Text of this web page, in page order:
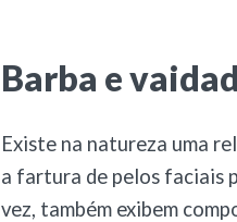
Barba e
Existe na natureza uma
a fartura de pelos faciais
vez, também exibem